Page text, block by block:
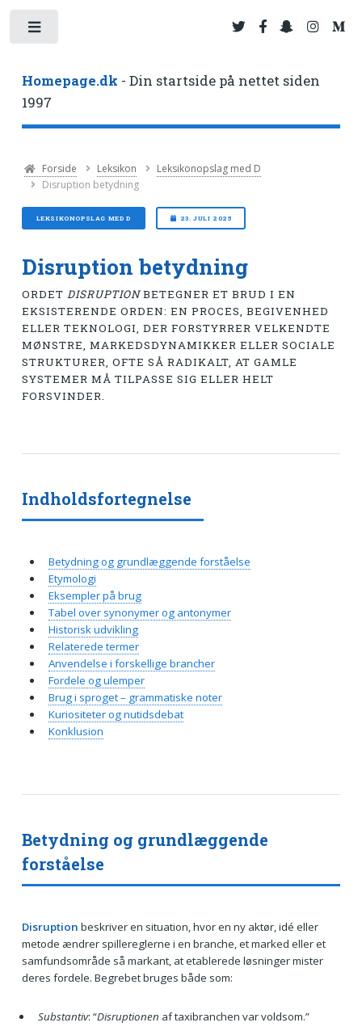
Homepage.dk - Din startside på nettet siden
1997
Forside Leksikon
Leksikonopslag med D
Disruption betydning
LEKSIKONOPSLAG MED D 23. JULI 2025
Disruption betydning
ORDET DISRUPTIONBETEGNER ET BRUD I EN
EKSISTERENDE ORDEN: EN PROCES, BEGIVENHED
ELLER TEKNOLOGI, DER FORSTYRRER VELKENDTE
MØNSTRE, MARKEDSDYNAMIKKER ELLER SOCIALE
STRUKTURER, OFTE SÅ RADIKALT, AT GAMLE
SYSTEMER MÅ TILPASSE SIG ELLER HELT
FORSVINDER.
Betydning og grundlæggende
forståelse
Disruption beskriver en situation, hvor en ny aktør, idé eller
metode ændrer spillereglerne i en branche, et marked eller et
samfundsområde så markant, at etablerede løsninger mister
deres fordele. Begrebet bruges både som:
Substantiv: “Disruptionen af taxibranchen var voldsom.”
Indholdsfortegnelse
Betydning og grundlæggende forståelse
Etymologi
Eksempler på brug
Tabel over synonymer og antonymer
Historisk udvikling
Relaterede termer
Anvendelse i forskellige brancher
Fordele og ulemper
Brug i sproget – grammatiske noter
Kuriositeter og nutidsdebat
Konklusion